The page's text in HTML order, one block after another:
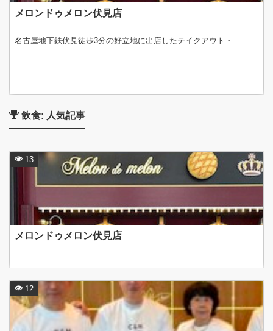
メロンドゥメロン伏見店
名古屋地下鉄伏見徒歩3分の好立地に出店したテイクアウト・
飲食: 人気記事
メロンドゥメロン伏見店
13
12